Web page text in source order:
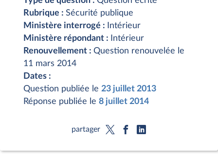
Rubrique : Sécurité publique
Ministère interrogé :
Intérieur
Ministère répondant :
Intérieur
Renouvellement : Question renouvelée le
11 mars 2014
Dates :
Question publiée le 23 juillet 2013
Réponse publiée le 8 juillet 2014
partager